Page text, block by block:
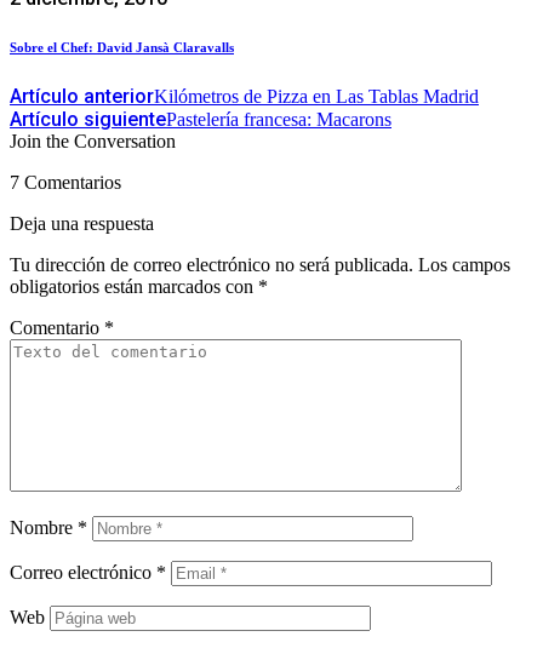
Sobre el Chef: David Jansà Claravalls
Artículo anteriorKilómetros de Pizza en Las Tablas Madrid
Artículo siguientePastelería francesa: Macarons
Join the Conversation
7 Comentarios
Deja una respuesta
Tu dirección de correo electrónico no será publicada. Los campos
obligatorios están marcados con *
Comentario *
Nombre *
Correo electrónico *
Web